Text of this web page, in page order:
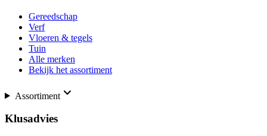
Gereedschap
Verf
Vloeren & tegels
Tuin
Alle merken
Bekijk het assortiment
Assortiment
Klusadvies